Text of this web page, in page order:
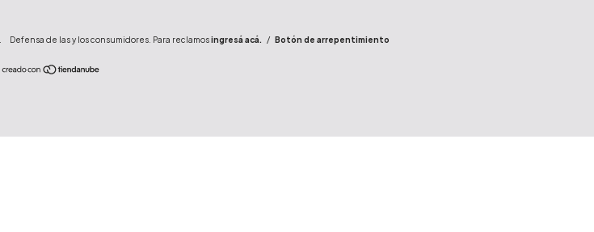
Defensa de las y los consumidores. Para reclamos ingresá acá. / Botón de arrepentimiento